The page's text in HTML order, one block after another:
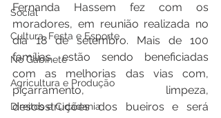
Social
Cultura, Festa e Esporte
No Gabinete
Agricultura e Produção
Direitos e Cidadania
Fernanda Hassem fez com os
moradores, em reunião realizada no
dia 18 de setembro. Mais de 100
famílias estão sendo beneficiadas
com as melhorias das vias com,
piçarramento, limpeza,
desobstruções dos bueiros e será